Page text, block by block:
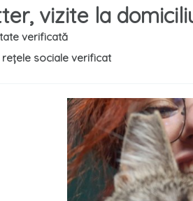
vizite la
verificată
rețele sociale verificat